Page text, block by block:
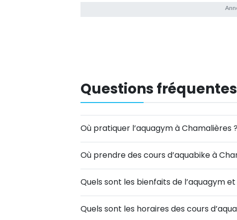
Questions fréquentes
Où pratiquer l’aquagym à Chamalières ?
Où prendre des cours d’aquabike à
Quels sont les bienfaits de l’aquagym
Quels sont les horaires des cours